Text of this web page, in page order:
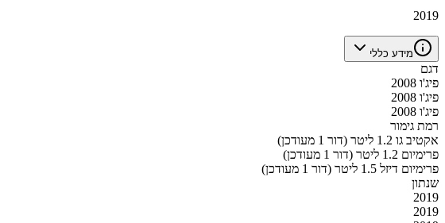
2019
מידע כללי
דגם
פיג'ו 2008
פיג'ו 2008
פיג'ו 2008
רמת גימור
אקטיב גו 1.2 ליטר (דור 1 מעודכן)
פרימיום 1.2 ליטר (דור 1 מעודכן)
פרימיום דיזל 1.5 ליטר (דור 1 מעודכן)
שנתון
2019
2019